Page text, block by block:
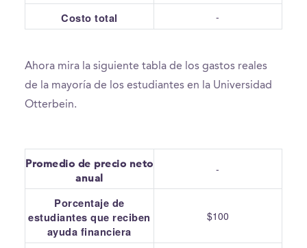
Costo total -
Ahora mira la siguiente tabla de los gastos reales
de la mayoría de los estudiantes en la Universidad
Otterbein.
Promedio de precio neto
anual
-
Porcentaje de
estudiantes que reciben
ayuda financiera
$100